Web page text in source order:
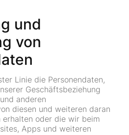
und
von
Linie die Personendaten,
Geschäftsbeziehung
anderen
diesen und weiteren daran
erhalten oder die wir beim
Apps und weiteren